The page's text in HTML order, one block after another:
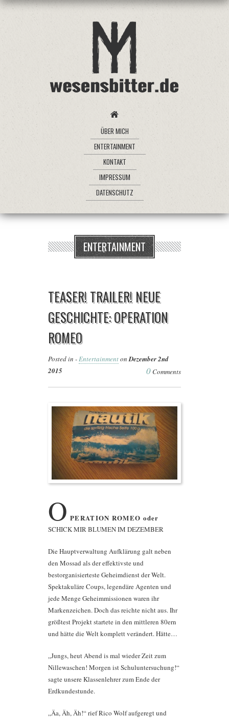
ÜBER MICH
ENTERTAINMENT
KONTAKT
IMPRESSUM
DATENSCHUTZ
ENTERTAINMENT
TEASER! TRAILER! NEUE
GESCHICHTE: OPERATION
ROMEO
Posted in -EntertainmentonDezember 2nd
2015
0 Comments
O PERATION ROMEO oder
SCHICK MIR BLUMEN IM DEZEMBER
Die Hauptverwaltung Aufklärung galt neben
den Mossad als der effektivste und
bestorganisierteste Geheimdienst der Welt.
Spektakuläre Coups, legendäre Agenten und
jede Menge Geheimmissionen waren ihr
Markenzeichen. Doch das reichte nicht aus. Ihr
größtest Projekt startete in den mittleren 80ern
und hätte die Welt komplett verändert. Hätte…
„Jungs, heut Abend is mal wieder Zeit zum
Nillewaschen! Morgen ist Schuluntersuchung!“
sagte unsere Klassenlehrer zum Ende der
Erdkundestunde.
„Äa, Äh, Äh!“ rief Rico Wolf aufgeregt und